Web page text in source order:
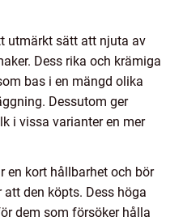
utmärkt sätt att njuta av
Dess rika och krämiga
bas i en mängd olika
Dessutom ger
i vissa varianter en mer
en kort hållbarhet och bör
den köpts. Dess höga
dem som försöker hålla